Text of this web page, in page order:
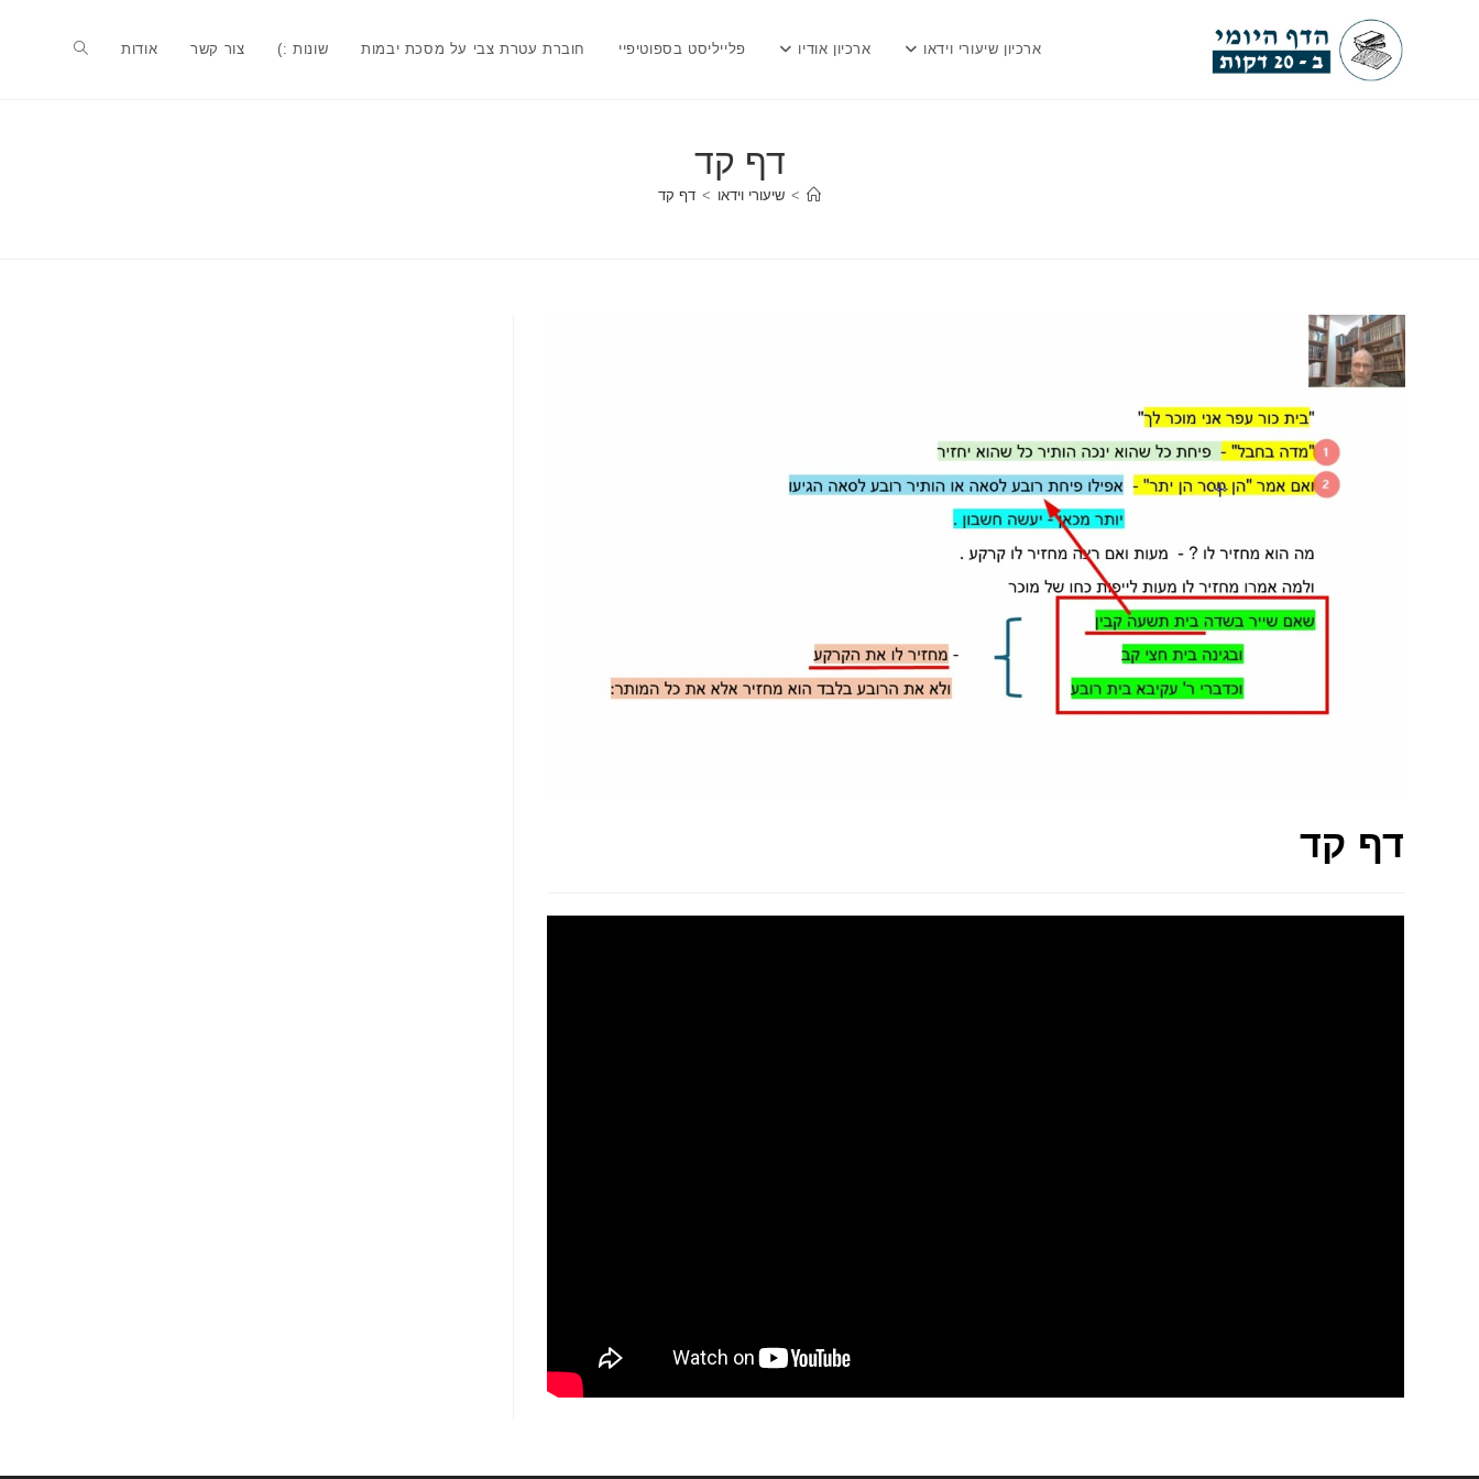
ארכיון שיעורי וידאו ארכיון אודיו פלייליסט בספוטיפיי חוברת עטרת צבי על מסכת יבמות שונות :) צור קשר אודות Toggle
דף קד
> שיעורי וידאו > דף קד
דף קד